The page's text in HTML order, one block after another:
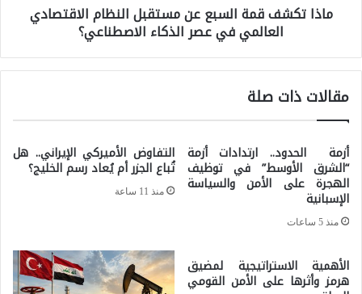
ا
ف
ن
ف
ق
ل
س
ب
ع
ن
ماذا تكشف قمة السبع عن مستقبل النظام الاقتصادي
العالمي في عصر الذكاء الاصطناعي؟
مقالات ذات صلة
أزمة الحدود.. ارتدادات أزمة
“الشرق الأوسط” في توظيف
الهجرة على الأمن والسياسة
الإسبانية
منذ 5 ساعات
التفاوض الأميركي الإيراني.. هل
تُباع الجزر أم يُعاد رسم الخليج؟
منذ 11 ساعة
الأهمية الاستراتيجية لمضيق
هرمز وأثرها على الأمن القومي